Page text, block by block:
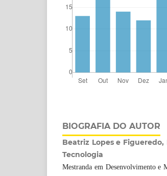
BIOGRAFIA DO AUTOR
Beatriz Lopes e
Tecnologia
Mestranda em Desenvolvimento e